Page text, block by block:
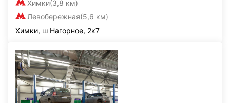
Химки(3,8 км)
Левобережная(5,6 км)
Химки, ш Нагорное, 2к7